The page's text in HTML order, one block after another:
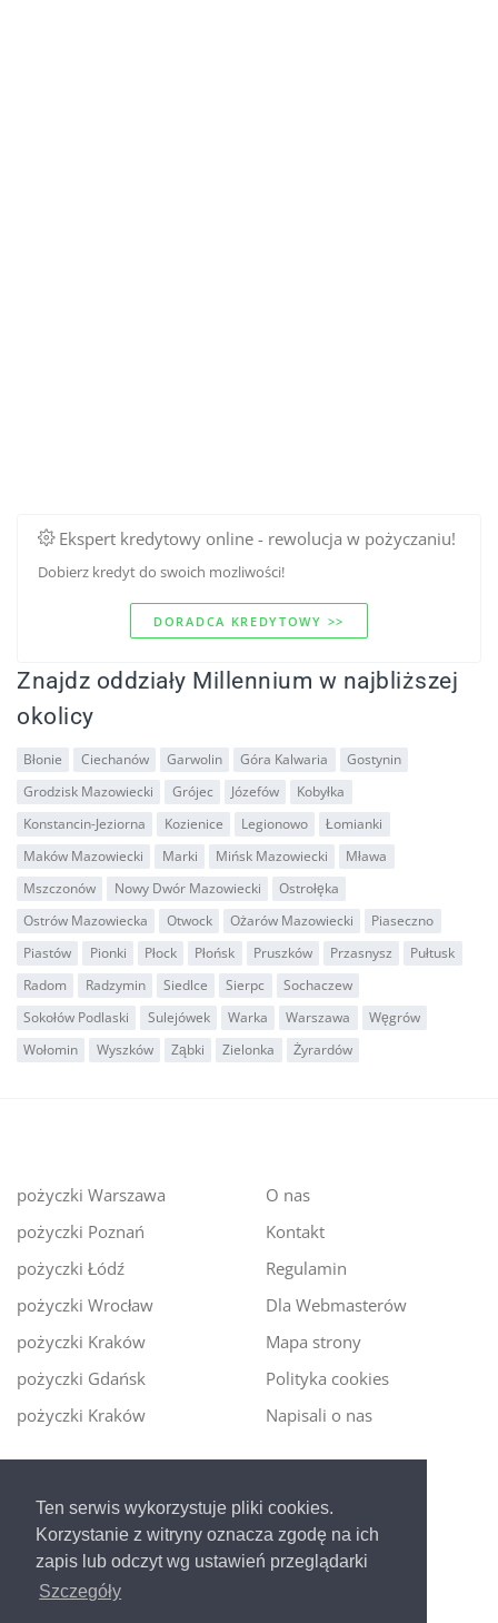
Ten serwis wykorzystuje pliki cookies.
Korzystanie z witryny oznacza zgodę na ich
zapis lub odczyt wg ustawień przeglądarki
Szczegóły
Ekspert kredytowy online - rewolucja w pożyczaniu!
Dobierz kredyt do swoich mozliwości!
DORADCA KREDYTOWY >>
Znajdz oddziały Millennium w najbliższej
okolicy
Błonie Ciechanów Garwolin Góra Kalwaria
Gostynin
Grodzisk Mazowiecki
Grójec Józefów
Kobyłka
Konstancin-Jeziorna
Kozienice Legionowo
Łomianki
Maków Mazowiecki
Marki Mińsk Mazowiecki
Mława
Mszczonów
Nowy Dwór Mazowiecki
Ostrołęka
Ostrów Mazowiecka
Otwock Ożarów Mazowiecki
Piaseczno
Piastów
Pionki Płock Płońsk Pruszków Przasnysz
Pułtusk
Radom
Radzymin Siedlce Sierpc
Sochaczew
Sokołów Podlaski
Sulejówek Warka Warszawa
Węgrów
Wołomin
Wyszków Ząbki Zielonka Żyrardów
pożyczki Warszawa
pożyczki Poznań
pożyczki Łódź
pożyczki Wrocław
pożyczki Kraków
pożyczki Gdańsk
pożyczki Kraków
O nas
Kontakt
Regulamin
Dla Webmasterów
Mapa strony
Polityka cookies
Napisali o nas
Ekspert kredytowy online - nowa era szybkiego i
bezpiecznego pożyczania!